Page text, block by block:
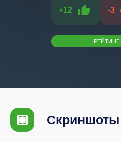
+12 -3
РЕЙТИНГ:
Скриншоты